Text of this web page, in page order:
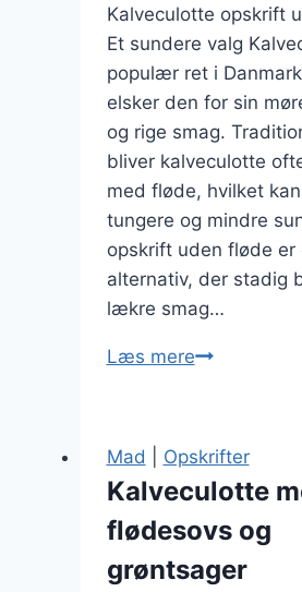
Kalveculotte opskrift
Et sundere valg
populær ret i
elsker den for sin
og rige smag.
bliver kalveculotte
med fløde, hvilket
tungere og mindre
opskrift uden fløde er
alternativ, der stadig
lækre smag…
Læs mereKalveculotte
fløde
sundere
alternativ
Mad Opskrifter
Kalveculotte
flødesovs og
grøntsager